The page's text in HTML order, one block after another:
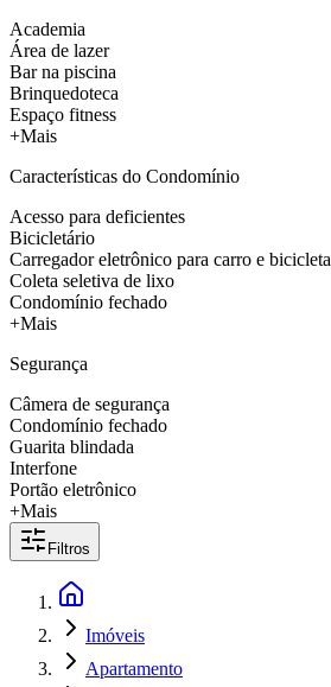
Academia
Área de lazer
Bar na piscina
Brinquedoteca
Espaço fitness
+Mais
Características do Condomínio
Acesso para deficientes
Bicicletário
Carregador eletrônico para carro e bicicleta
Coleta seletiva de lixo
Condomínio fechado
+Mais
Segurança
Câmera de segurança
Condomínio fechado
Guarita blindada
Interfone
Portão eletrônico
+Mais
Filtros
Imóveis
Apartamento